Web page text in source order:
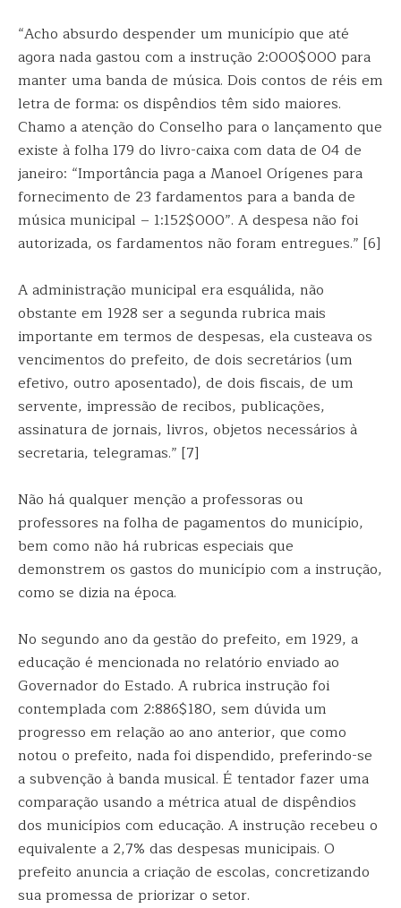
“Acho absurdo despender um município que até
agora nada gastou com a instrução 2:000$000 para
manter uma banda de música. Dois contos de réis em
letra de forma: os dispêndios têm sido maiores.
Chamo a atenção do Conselho para o lançamento que
existe à folha 179 do livro-caixa com data de 04 de
janeiro: “Importância paga a Manoel Orígenes para
fornecimento de 23 fardamentos para a banda de
música municipal – 1:152$000”. A despesa não foi
autorizada, os fardamentos não foram entregues.” [6]
A administração municipal era esquálida, não
obstante em 1928 ser a segunda rubrica mais
importante em termos de despesas, ela custeava os
vencimentos do prefeito, de dois secretários (um
efetivo, outro aposentado), de dois fiscais, de um
servente, impressão de recibos, publicações,
assinatura de jornais, livros, objetos necessários à
secretaria, telegramas.” [7]
Não há qualquer menção a professoras ou
professores na folha de pagamentos do município,
bem como não há rubricas especiais que
demonstrem os gastos do município com a instrução,
como se dizia na época.
No segundo ano da gestão do prefeito, em 1929, a
educação é mencionada no relatório enviado ao
Governador do Estado. A rubrica instrução foi
contemplada com 2:886$180, sem dúvida um
progresso em relação ao ano anterior, que como
notou o prefeito, nada foi dispendido, preferindo-se
a subvenção à banda musical. É tentador fazer uma
comparação usando a métrica atual de dispêndios
dos municípios com educação. A instrução recebeu o
equivalente a 2,7% das despesas municipais. O
prefeito anuncia a criação de escolas, concretizando
sua promessa de priorizar o setor.